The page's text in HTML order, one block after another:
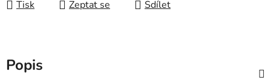
Tisk Zeptat se Sdílet
Popis